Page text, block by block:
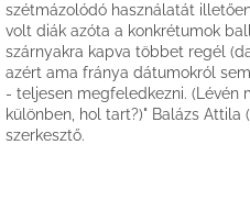
szétmázolódó használatát
volt diák azóta a konkrétumok
szárnyakra kapva többet regél
azért ama fránya dátumokról
- teljesen megfeledkezni. (Lévén
különben, hol tart?)" Balázs Attila
szerkesztő.